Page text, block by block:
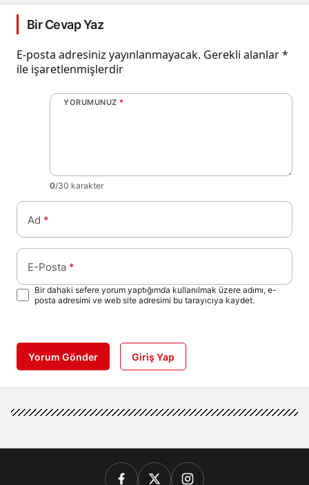
Bir Cevap Yaz
E-posta adresiniz yayınlanmayacak. Gerekli alanlar*
ile işaretlenmişlerdir
YORUMUNUZ *
0/30 karakter
Ad *
E-Posta *
Bir dahaki sefere yorum yaptığımda kullanılmak üzere adımı, e-
posta adresimi ve web site adresimi bu tarayıcıya kaydet.
Yorum Gönder Giriş Yap